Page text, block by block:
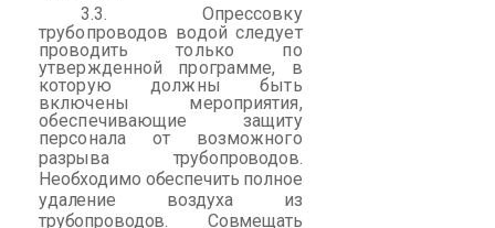
3.3. Опрессовку
трубопроводов водой следует
проводить только по
утвержденной программе, в
которую должны быть
включены мероприятия,
обеспечивающие защиту
персонала от возможного
разрыва трубопроводов.
Необходимо обеспечить полное
удаление воздуха из
трубопроводов. Совмещать